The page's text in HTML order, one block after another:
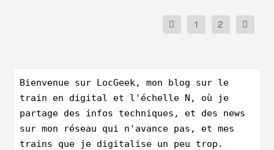
1 2
Bienvenue sur LocGeek, mon blog sur le
train en digital et l'échelle N, où je
partage des infos techniques, et des news
sur mon réseau qui n'avance pas, et mes
trains que je digitalise un peu trop.